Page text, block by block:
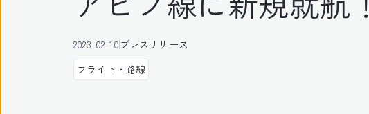
2023-02-10プレスリリース
フライト・路線